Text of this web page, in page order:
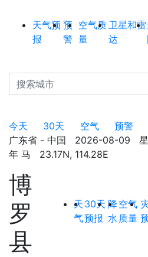
天气预
报
预
警
空气质
量
卫星和雷
达
今天 30天 空气 预警
广东省 - 中国 2026-08-09
年 马 23.17N, 114.28E
博
罗
县
天
气
30天
预报
降
水
空气
质量